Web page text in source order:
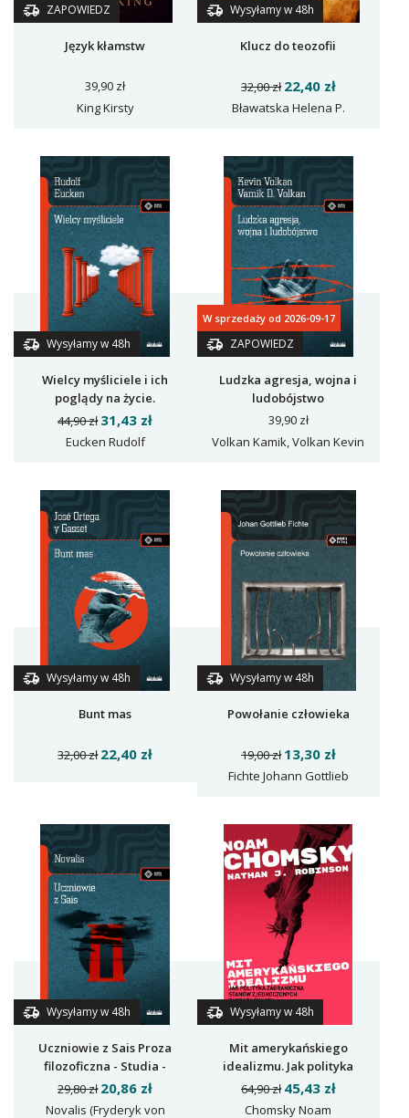
ZAPOWIEDZ
Język kłamstw
39,90 zł
King Kirsty
Wysyłamy w 48h
Klucz do teozofii
32,00 zł 22,40 zł
Bławatska Helena P.
Wysyłamy w 48h
Wielcy myśliciele i ich
poglądy na życie.
Zagadnienia życia
ludkości w rozwoju
44,90 zł 31,43 zł
Eucken Rudolf
ZAPOWIEDZ
W sprzedaży od 2026-09-17
Ludzka agresja, wojna i
ludobójstwo
39,90 zł
Volkan Kamik, Volkan Kevin
Wysyłamy w 48h
Bunt mas
32,00 zł 22,40 zł
Wysyłamy w 48h
Powołanie człowieka
19,00 zł 13,30 zł
Fichte Johann Gottlieb
Wysyłamy w 48h
Uczniowie z Sais Proza
filozoficzna - Studia -
Fragmenty
29,80 zł 20,86 zł
Novalis (Fryderyk von
Wysyłamy w 48h
Mit amerykańskiego
idealizmu. Jak polityka
zagraniczna Stanów
Zjednoczonych zagraża
64,90 zł 45,43 zł
Chomsky Noam